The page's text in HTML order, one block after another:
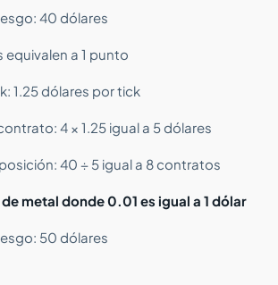
40 dólares
equivalen a 1 punto
1.25 dólares por tick
4 × 1.25 igual a 5 dólares
40 ÷ 5 igual a 8 contratos
metal donde 0.01 es igual a 1 dólar
50 dólares